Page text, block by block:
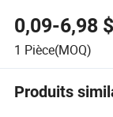
0,09-6,98
1 Pièce(MOQ)
Produits